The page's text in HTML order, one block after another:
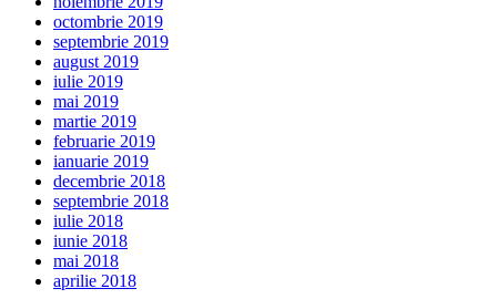
octombrie 2019
septembrie 2019
august 2019
iulie 2019
mai 2019
martie 2019
februarie 2019
ianuarie 2019
decembrie 2018
septembrie 2018
iulie 2018
iunie 2018
mai 2018
aprilie 2018